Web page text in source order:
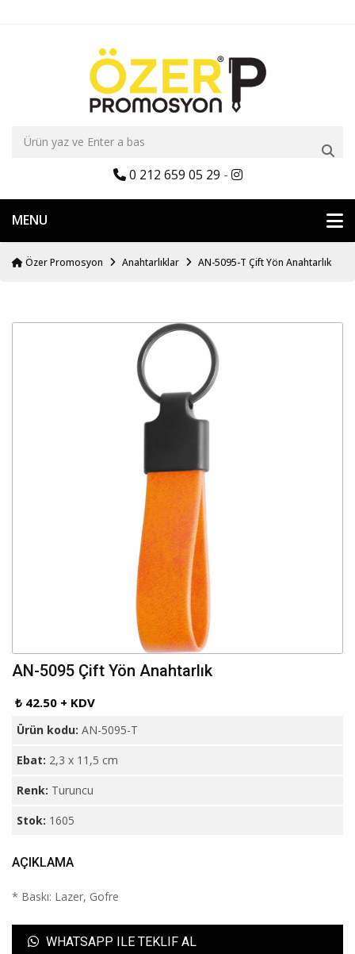
0 212 659 05 29 -
MENU
Özer Promosyon Anahtarlıklar AN-5095-T Çift Yön Anahtarlık
AN-5095 Çift Yön Anahtarlık
₺ 42.50 + KDV
Ürün kodu: AN-5095-T
Ebat: 2,3 x 11,5 cm
Renk: Turuncu
Stok: 1605
AÇIKLAMA
* Baskı: Lazer, Gofre
WHATSAPP ILE TEKLIF AL